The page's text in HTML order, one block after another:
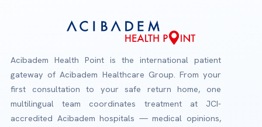
Acibadem Health Point is the international patient
gateway of Acibadem Healthcare Group. From your
first consultation to your safe return home, one
multilingual team coordinates treatment at JCI-
accredited Acibadem hospitals — medical opinions,